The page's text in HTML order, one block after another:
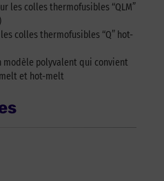
les colles thermofusibles “QLM”
colles thermofusibles “Q” hot-
modèle polyvalent qui convient
et hot-melt